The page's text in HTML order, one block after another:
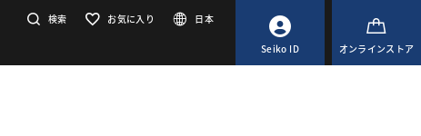
検索 お気に入り 日本
Seiko ID オンラインストア